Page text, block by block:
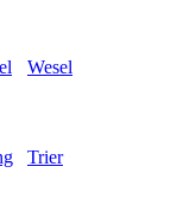
Wesel
Trier